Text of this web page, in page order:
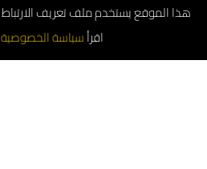
اقرأسياسة الخصوصية